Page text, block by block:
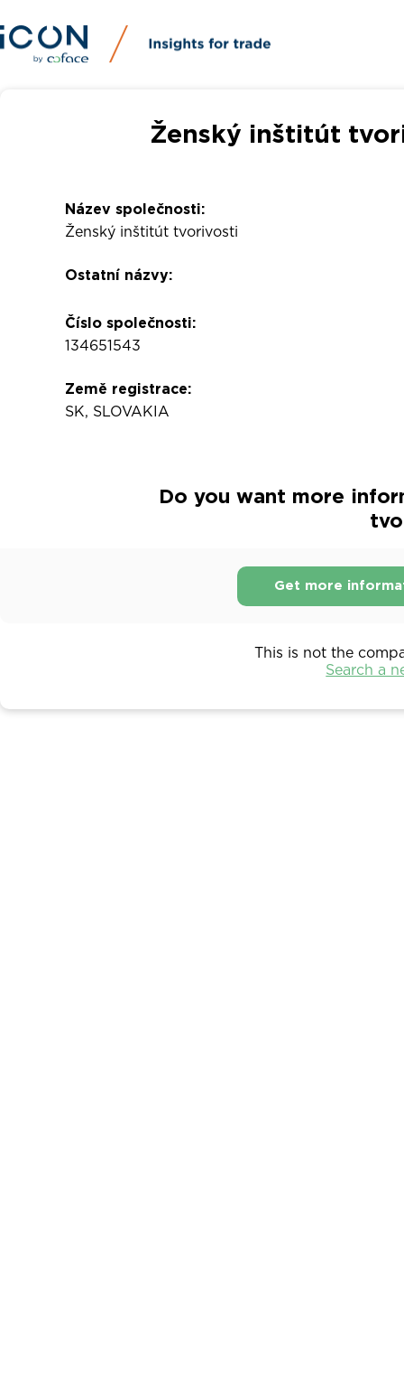
Ženský inštitút
Název společnosti:
Ženský inštitút tvorivosti
Ostatní názvy:
Číslo společnosti:
134651543
Země registrace:
SK, SLOVAKIA
Do you want more
Get more
This is not the
Search a